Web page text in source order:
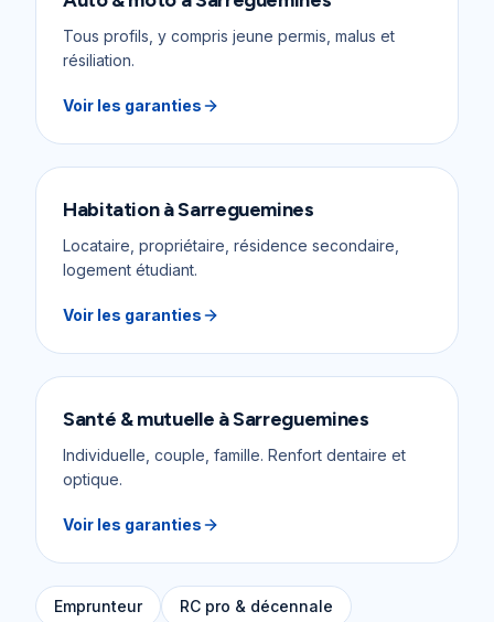
Tous profils, y compris jeune permis, malus et
résiliation.
Voir les garanties
HabitationàSarreguemines
Locataire, propriétaire, résidence secondaire,
logement étudiant.
Voir les garanties
Santé & mutuelle àSarreguemines
Individuelle, couple, famille. Renfort dentaire et
optique.
Voir les garanties
Emprunteur RC pro & décennale